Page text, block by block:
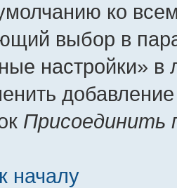
ко
выбор в
настройки»
Присоединить
началу